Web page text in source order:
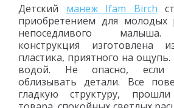
Детский манеж Ifam Birch
приобретением для молодых
непоседливого малыша.
конструкция изготовлена
пластика, приятного на
водой. Не опасно, если
облизывать детали. Все
гладкую структуру,